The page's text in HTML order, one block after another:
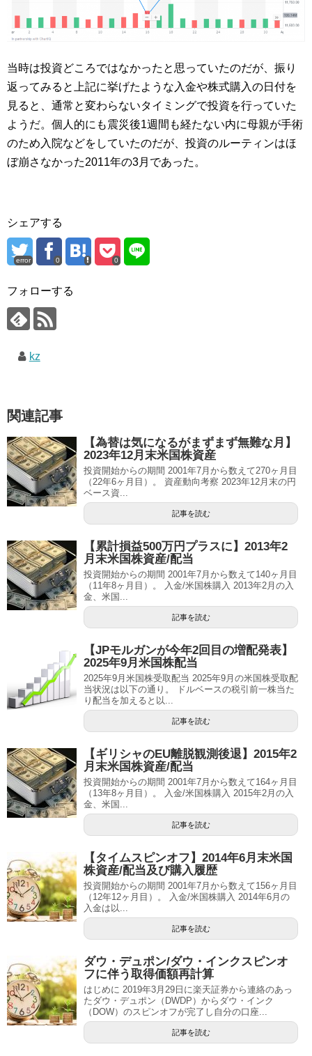
当時は投資どころではなかったと思っていたのだが、振り
返ってみると上記に挙げたような入金や株式購入の日付を
見ると、通常と変わらないタイミングで投資を行っていた
ようだ。個人的にも震災後1週間も経たない内に母親が手術
のため入院などをしていたのだが、投資のルーティンはほ
ぼ崩さなかった2011年の3月であった。
シェアする
error 0 0
フォローする
kz
関連記事
【為替は気になるがまずまず無難な月】
2023年12月末米国株資産
投資開始からの期間 2001年7月から数えて270ヶ月目
（22年6ヶ月目）。 資産動向考察 2023年12月末の円
ベース資...
記事を読む
【累計損益500万円プラスに】2013年2
月末米国株資産/配当
投資開始からの期間 2001年7月から数えて140ヶ月目
（11年8ヶ月目）。 入金/米国株購入 2013年2月の入
金、米国...
記事を読む
【JPモルガンが今年2回目の増配発表】
2025年9月米国株配当
2025年9月米国株受取配当 2025年9月の米国株受取配
当状況は以下の通り。 ドルベースの税引前一株当た
り配当を加えると以...
記事を読む
【ギリシャのEU離脱観測後退】2015年2
月末米国株資産/配当
投資開始からの期間 2001年7月から数えて164ヶ月目
（13年8ヶ月目）。 入金/米国株購入 2015年2月の入
金、米国...
記事を読む
【タイムスピンオフ】2014年6月末米国
株資産/配当及び購入履歴
投資開始からの期間 2001年7月から数えて156ヶ月目
（12年12ヶ月目）。 入金/米国株購入 2014年6月の
入金は以...
記事を読む
ダウ・デュポン/ダウ・インクスピンオ
フに伴う取得価額再計算
はじめに 2019年3月29日に楽天証券から連絡のあっ
たダウ・デュポン（DWDP）からダウ・インク
（DOW）のスピンオフが完了し自分の口座...
記事を読む